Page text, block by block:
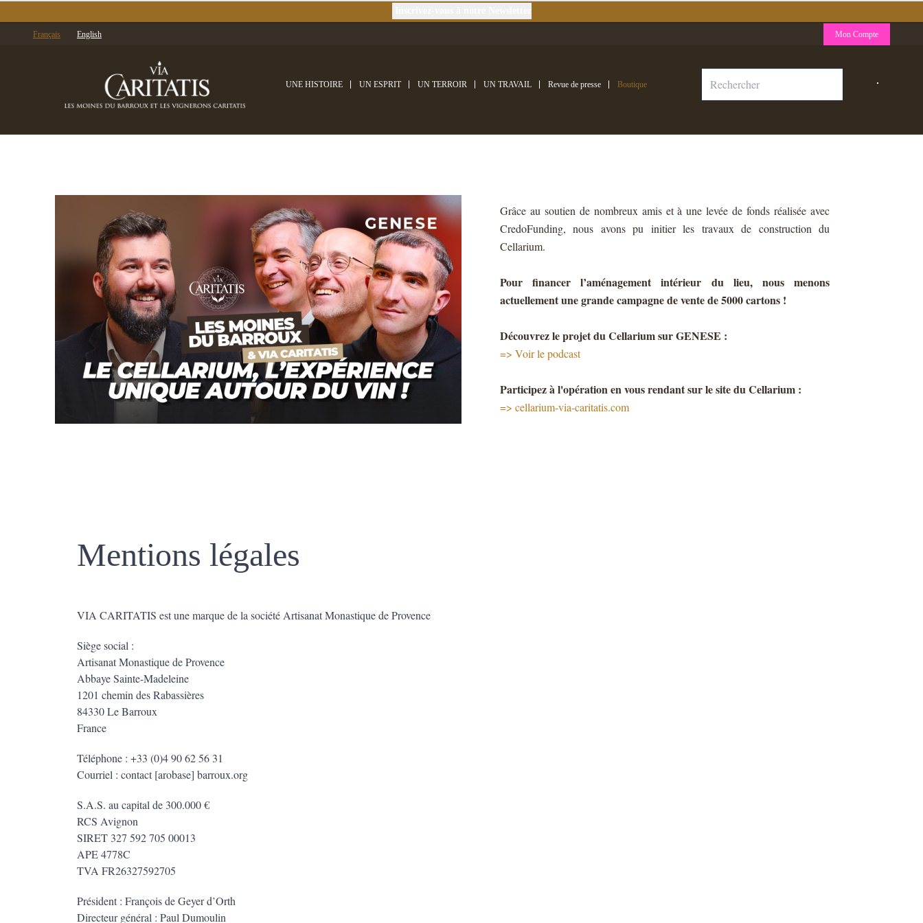
Français English Mon Compte
UNE HISTOIRE UN ESPRIT UN TERROIR UN TRAVAIL Revue de presse Boutique
Grâce au soutien de nombreux amis et à une levée de fonds réalisée avec
CredoFunding, nous avons pu initier les travaux de construction du
Cellarium.
Pour financer l’aménagement intérieur du lieu, nous menons
actuellement une grande campagne de vente de 5000 cartons !
Découvrez le projet du Cellarium sur GENESE :
=> Voir le podcast
Participez à l'opération en vous rendant sur le site du Cellarium :
=> cellarium-via-caritatis.com
Mentions légales
VIA CARITATIS est une marque de la société Artisanat Monastique de Provence
Siège social :
Artisanat Monastique de Provence
Abbaye Sainte-Madeleine
1201 chemin des Rabassières
84330 Le Barroux
France
Téléphone : +33 (0)4 90 62 56 31
Courriel : contact [arobase] barroux.org
S.A.S. au capital de 300.000 €
RCS Avignon
SIRET 327 592 705 00013
APE 4778C
TVA FR26327592705
Président : François de Geyer d’Orth
Directeur général : Paul Dumoulin